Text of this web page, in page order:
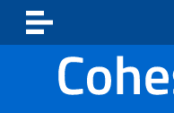
Vai ai contenuti
Vai al footer